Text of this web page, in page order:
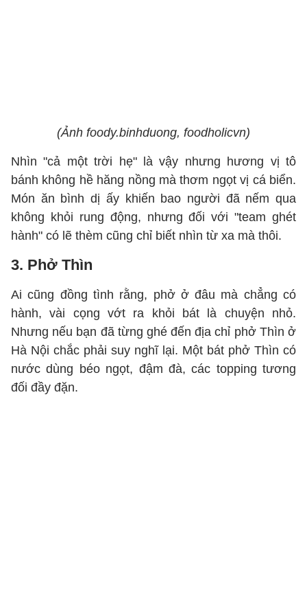
(Ảnh foody.binhduong, foodholicvn)
Nhìn "cả một trời hẹ" là vậy nhưng hương vị tô
bánh không hề hăng nồng mà thơm ngọt vị cá biển.
Món ăn bình dị ấy khiến bao người đã nếm qua
không khỏi rung động, nhưng đối với "team ghét
hành" có lẽ thèm cũng chỉ biết nhìn từ xa mà thôi.
3. Phở Thìn
Ai cũng đồng tình rằng, phở ở đâu mà chẳng có
hành, vài cọng vớt ra khỏi bát là chuyện nhỏ.
Nhưng nếu bạn đã từng ghé đến địa chỉ phở Thìn ở
Hà Nội chắc phải suy nghĩ lại. Một bát phở Thìn có
nước dùng béo ngọt, đậm đà, các topping tương
đối đầy đặn.